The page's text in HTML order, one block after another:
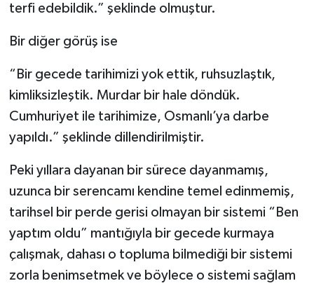
terfi edebildik.” şeklinde olmuştur.
Bir diğer görüş ise
“Bir gecede tarihimizi yok ettik, ruhsuzlaştık,
kimliksizleştik. Murdar bir hale döndük.
Cumhuriyet ile tarihimize, Osmanlı’ya darbe
yapıldı.” şeklinde dillendirilmiştir.
Peki yıllara dayanan bir sürece dayanmamış,
uzunca bir serencamı kendine temel edinmemiş,
tarihsel bir perde gerisi olmayan bir sistemi “Ben
yaptım oldu” mantığıyla bir gecede kurmaya
çalışmak, dahası o topluma bilmediği bir sistemi
zorla benimsetmek ve böylece o sistemi sağlam